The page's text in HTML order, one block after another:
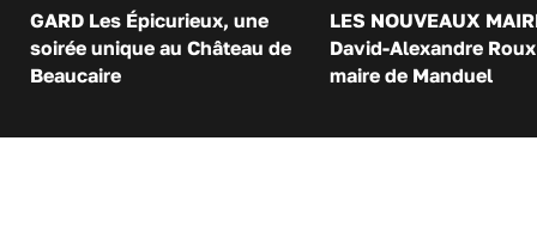
GARD Les Épicurieux, une
soirée unique au Château de
Beaucaire
LES NOUVEAUX
David-Alexandre
maire de Manduel